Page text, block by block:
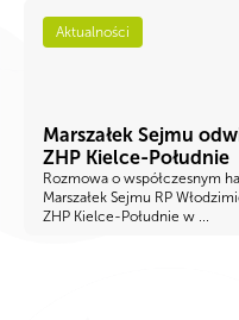
Aktualności
Marszałek Sejmu
ZHP Kielce-Południe
Rozmowa o współczesnym
Marszałek Sejmu RP
ZHP Kielce-Południe w ...